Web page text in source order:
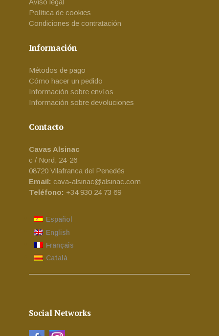
Aviso legal
Política de cookies
Condiciones de contratación
Información
Métodos de pago
Cómo hacer un pedido
Información sobre envíos
Información sobre devoluciones
Contacto
Cavas Alsinac
c / Nord, 24-26
08720 Vilafranca del Penedés
Email: cava-alsinac@alsinac.com
Teléfono: +34 930 24 73 69
Español
English
Français
Català
Social Networks